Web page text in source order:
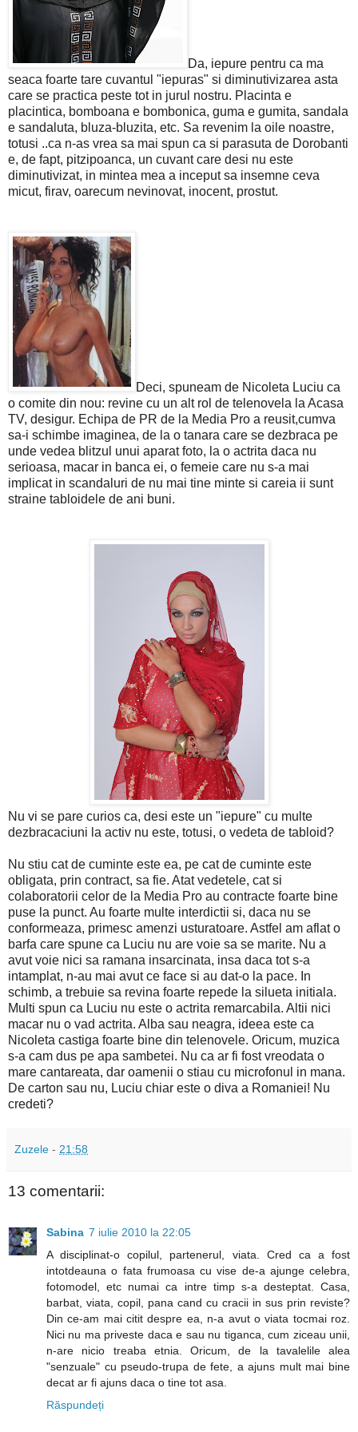
Da, iepure pentru ca ma
seaca foarte tare cuvantul "iepuras" si diminutivizarea asta
care se practica peste tot in jurul nostru. Placinta e
placintica, bomboana e bombonica, guma e gumita, sandala
e sandaluta, bluza-bluzita, etc. Sa revenim la oile noastre,
totusi ..ca n-as vrea sa mai spun ca si parasuta de Dorobanti
e, de fapt, pitzipoanca, un cuvant care desi nu este
diminutivizat, in mintea mea a inceput sa insemne ceva
micut, firav, oarecum nevinovat, inocent, prostut.
Deci, spuneam de Nicoleta Luciu ca
o comite din nou: revine cu un alt rol de telenovela la Acasa
TV, desigur. Echipa de PR de la Media Pro a reusit,cumva
sa-i schimbe imaginea, de la o tanara care se dezbraca pe
unde vedea blitzul unui aparat foto, la o actrita daca nu
serioasa, macar in banca ei, o femeie care nu s-a mai
implicat in scandaluri de nu mai tine minte si careia ii sunt
straine tabloidele de ani buni.
Nu vi se pare curios ca, desi este un "iepure" cu multe
dezbracaciuni la activ nu este, totusi, o vedeta de tabloid?
Nu stiu cat de cuminte este ea, pe cat de cuminte este
obligata, prin contract, sa fie. Atat vedetele, cat si
colaboratorii celor de la Media Pro au contracte foarte bine
puse la punct. Au foarte multe interdictii si, daca nu se
conformeaza, primesc amenzi usturatoare. Astfel am aflat o
barfa care spune ca Luciu nu are voie sa se marite. Nu a
avut voie nici sa ramana insarcinata, insa daca tot s-a
intamplat, n-au mai avut ce face si au dat-o la pace. In
schimb, a trebuie sa revina foarte repede la silueta initiala.
Multi spun ca Luciu nu este o actrita remarcabila. Altii nici
macar nu o vad actrita. Alba sau neagra, ideea este ca
Nicoleta castiga foarte bine din telenovele. Oricum, muzica
s-a cam dus pe apa sambetei. Nu ca ar fi fost vreodata o
mare cantareata, dar oamenii o stiau cu microfonul in mana.
De carton sau nu, Luciu chiar este o diva a Romaniei! Nu
credeti?
Zuzele - 21:58
13 comentarii:
Sabina 7 iulie 2010 la 22:05
A disciplinat-o copilul, partenerul, viata. Cred ca a fost
intotdeauna o fata frumoasa cu vise de-a ajunge celebra,
fotomodel, etc numai ca intre timp s-a desteptat. Casa,
barbat, viata, copil, pana cand cu cracii in sus prin reviste?
Din ce-am mai citit despre ea, n-a avut o viata tocmai roz.
Nici nu ma priveste daca e sau nu tiganca, cum ziceau unii,
n-are nicio treaba etnia. Oricum, de la tavalelile alea
"senzuale" cu pseudo-trupa de fete, a ajuns mult mai bine
decat ar fi ajuns daca o tine tot asa.
Răspundeți